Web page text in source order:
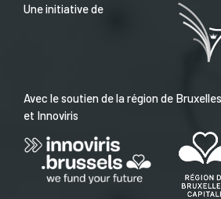
Une initiative de
Avec le soutien de la région de
et Innoviris